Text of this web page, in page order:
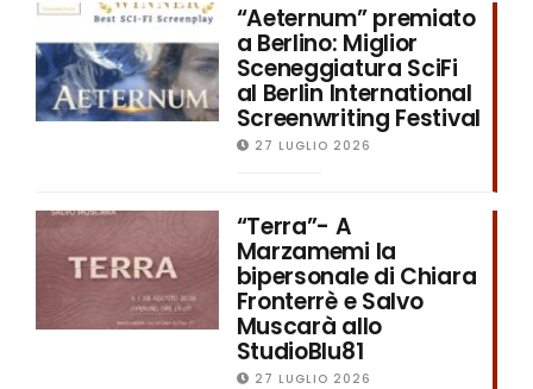
“Aeternum” premiato
a Berlino: Miglior
Sceneggiatura SciFi
al Berlin International
Screenwriting Festival
27 LUGLIO 2026
“Terra”- A
Marzamemi la
bipersonale di Chiara
Fronterrè e Salvo
Muscarà allo
StudioBlu81
27 LUGLIO 2026